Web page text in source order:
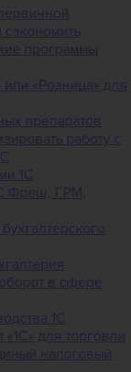
программы
или «Розница» для
препаратов
работу с
1С
Фреш, ГРМ,
в сфере
1C
для торговли
налоговый